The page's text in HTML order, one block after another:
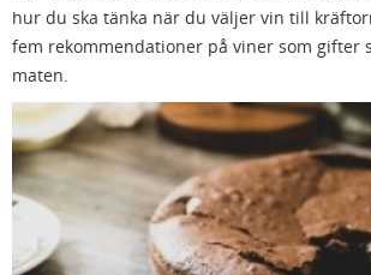
hur du ska tänka när du väljer vin till
fem rekommendationer på viner som gifter
maten.